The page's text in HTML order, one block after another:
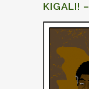
KIGALI!